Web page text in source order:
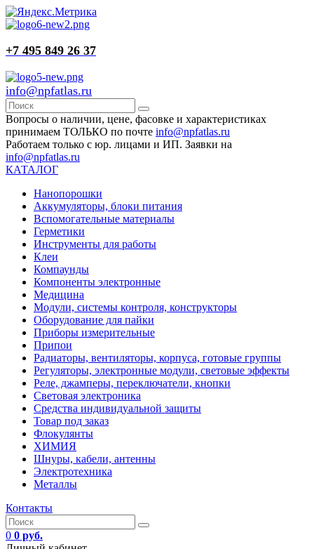
+7 495 849 26 37
info@npfatlas.ru
Вопросы о наличии, цене, фасовке и характеристиках
принимаем ТОЛЬКО по почте info@npfatlas.ru
Работаем только с юр. лицами и ИП. Заявки на
info@npfatlas.ru
КАТАЛОГ
Нанопорошки
Аккумуляторы, блоки питания
Вспомогательные материалы
Герметики
Инструменты для работы
Клеи
Компаунды
Компоненты электронные
Медицина
Модули, системы контроля, конструкторы
Оборудование для пайки
Приборы измерительные
Припои
Радиаторы, вентиляторы, корпуса, готовые группы
Регуляторы, электронные модули, световые эффекты
Реле, джамперы, переключатели, кнопки
Световая электроника
Средства индивидуальной защиты
Товар под заказ
Флокулянты
ХИМИЯ
Шнуры, кабели, антенны
Электротехника
Металлы
Контакты
0 0 руб.